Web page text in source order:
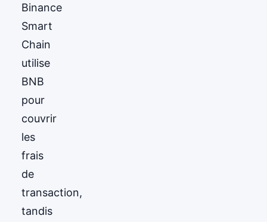
Binance
Smart
Chain
utilise
BNB
pour
couvrir
les
frais
de
transaction,
tandis